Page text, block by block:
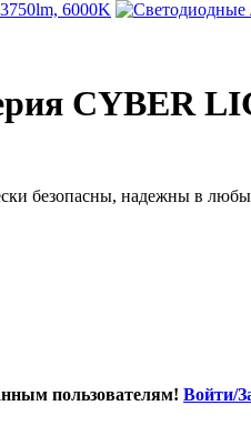
CYBER
безопасны, надежны в
пользователям! Войти/